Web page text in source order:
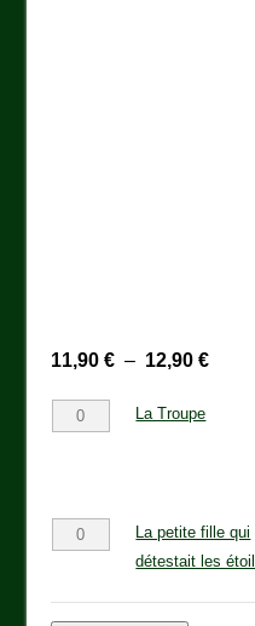
11,90€ – 12,90€Plage
quantité
La Troupe
quantité
petite
La petite fille qui
détestait les